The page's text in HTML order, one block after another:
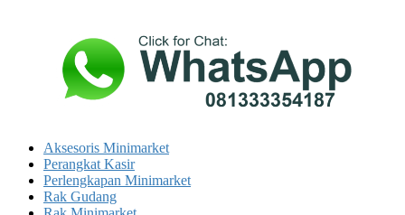
Aksesoris Minimarket
Perangkat Kasir
Perlengkapan Minimarket
Rak Gudang